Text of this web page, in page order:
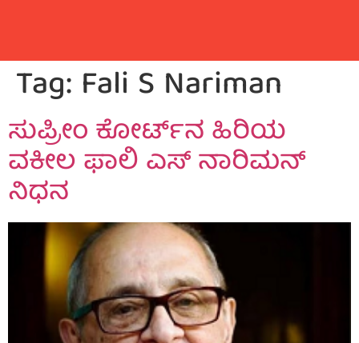
Tag: Fali S Nariman
ಸುಪ್ರೀಂ ಕೋರ್ಟ್‌ನ ಹಿರಿಯ
ವಕೀಲ ಫಾಲಿ ಎಸ್ ನಾರಿಮನ್
ನಿಧನ